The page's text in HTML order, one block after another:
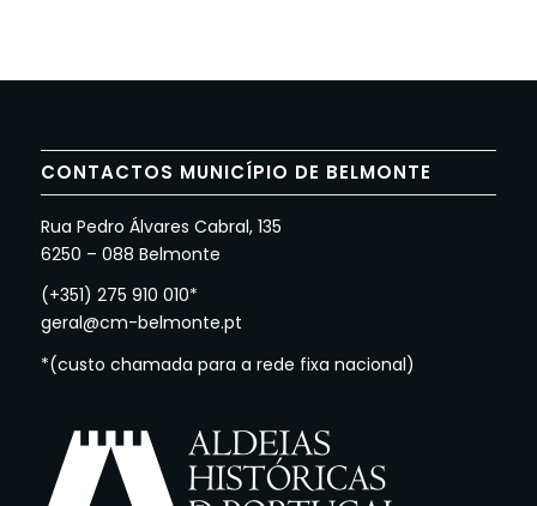
CONTACTOS MUNICÍPIO DE BELMONTE
Rua Pedro Álvares Cabral, 135
6250 – 088 Belmonte
(+351) 275 910 010*
geral@cm-belmonte.pt
*(custo chamada para a rede fixa nacional)